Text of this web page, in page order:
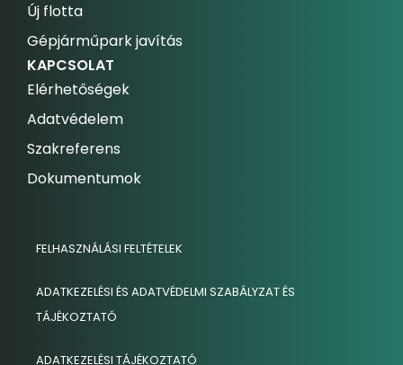
Új flotta
Gépjárműpark javítás
KAPCSOLAT
Elérhetőségek
Adatvédelem
Szakreferens
Dokumentumok
FELHASZNÁLÁSI FELTÉTELEK
ADATKEZELÉSI ÉS ADATVÉDELMI SZABÁLYZAT ÉS
TÁJÉKOZTATÓ
ADATKEZELÉSI TÁJÉKOZTATÓ